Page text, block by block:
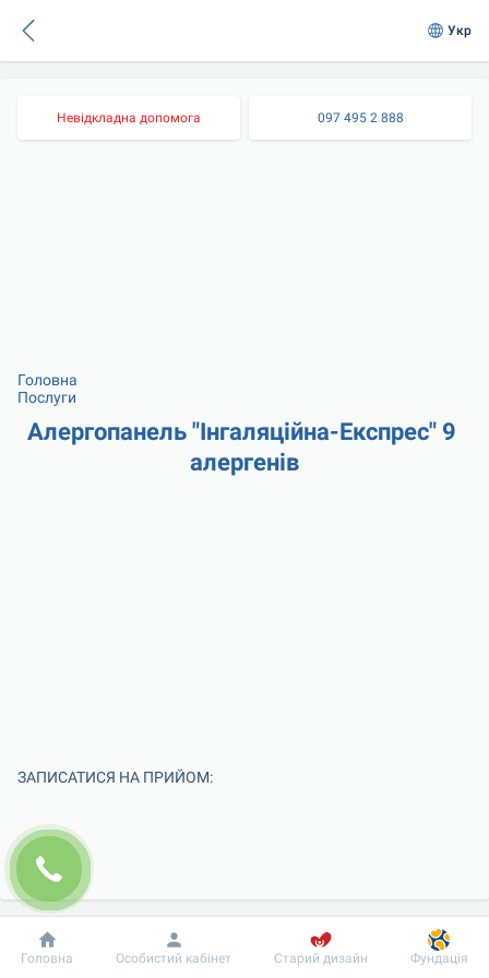
Укр
Невідкладна допомога 097 495 2 888
Головна
Послуги
Алергопанель "Інгаляційна-Експрес" 9
алергенів
ЗАПИСАТИСЯ НА ПРИЙОМ:
Добробут Інформація Пацієнту
Головна Особистий кабінет Старий дизайн Фундація